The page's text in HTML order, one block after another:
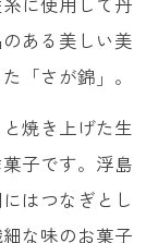
ある美しい美
「さが錦」。
焼き上げた生
子です。浮島
はつなぎとし
な味のお菓子